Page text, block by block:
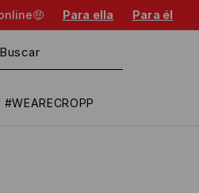
Para ella Para él
#WEARECROPP